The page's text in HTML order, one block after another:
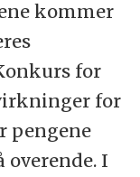
kommer
for
for
pengene
overende. I